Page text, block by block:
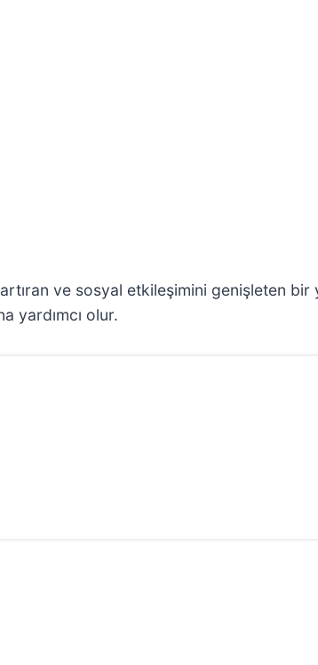
ve sosyal etkileşimini genişleten bir
yardımcı olur.